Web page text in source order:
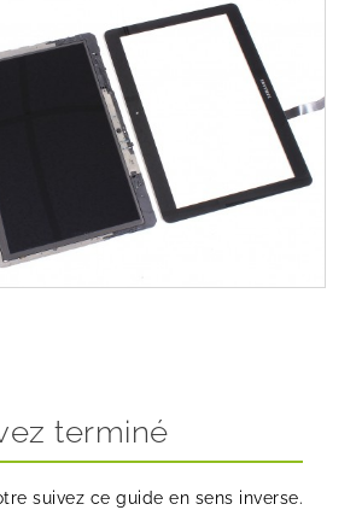
terminé
suivez ce guide en sens inverse.